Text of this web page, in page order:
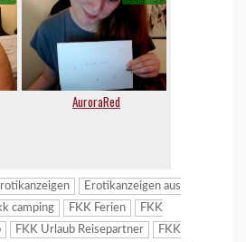
Erotikanzeigen aus
camping FKK Ferien
FKK
FKK Urlaub Reisepartner
FKK